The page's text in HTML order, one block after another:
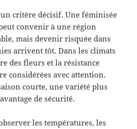
critère décisif. Une féminisée
convenir à une région
mais devenir risquée dans
arrivent tôt. Dans les climats
des fleurs et la résistance
considérées avec attention.
courte, une variété plus
de sécurité.
les températures, les